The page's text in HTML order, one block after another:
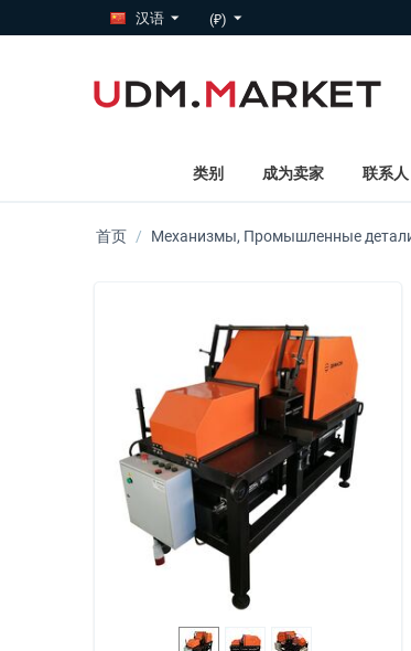
汉语 (₽)
类别 成为卖家 联系人
首页 / Механизмы, Промышленные